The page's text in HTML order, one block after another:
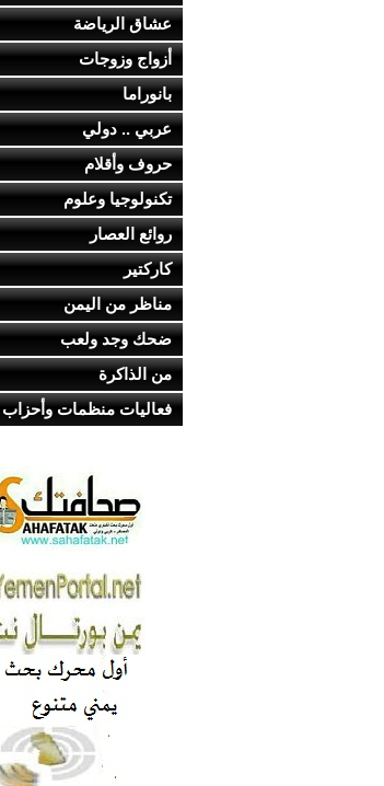
عشاق الرياضة
أزواج وزوجات
بانوراما
عربي .. دولي
حروف وأقلام
تكنولوجيا وعلوم
روائع العصار
كاركتير
مناظر من اليمن
ضحك وجد ولعب
من الذاكرة
فعاليات منظمات وأحزاب